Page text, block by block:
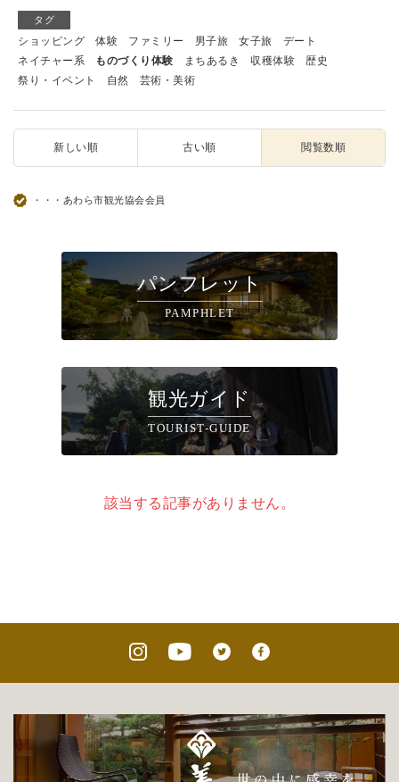
タグ
ショッピング 体験 ファミリー 男子旅 女子旅
デート
ネイチャー系
ものづくり体験 まちあるき 収穫体験
歴史
祭り・イベント
自然 芸術・美術
新しい順 古い順 閲覧数順
・・・あわら市観光協会会員
パンフレット
PAMPHLET
観光ガイド
TOURIST-GUIDE
該当する記事がありません。